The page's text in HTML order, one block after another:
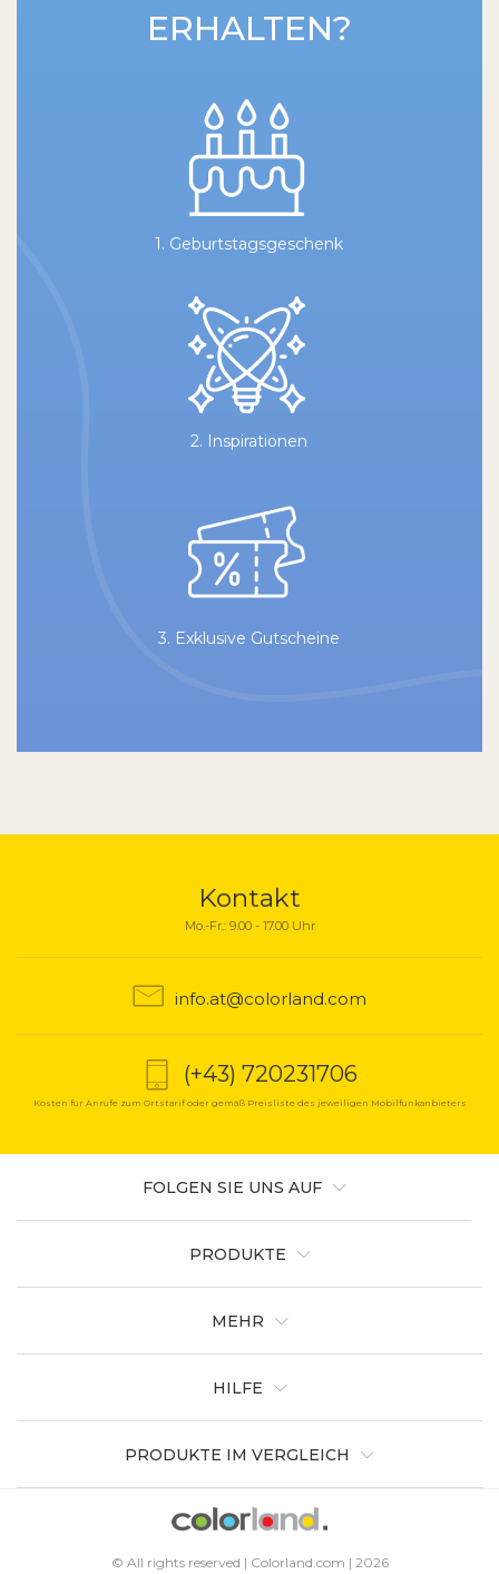
ERHALTEN?
1. Geburtstagsgeschenk
2. Inspirationen
3. Exklusive Gutscheine
Kontakt
Mo.-Fr.: 9.00 - 17.00 Uhr
info.at@colorland.com
(+43) 720231706
Kosten für Anrufe zum Ortstarif oder gemäß Preisliste des jeweiligen Mobilfunkanbieters
PRODUKTE
MEHR
HILFE
PRODUKTE IM VERGLEICH
FOLGEN SIE UNS AUF
© All rights reserved | Colorland.com | 2026